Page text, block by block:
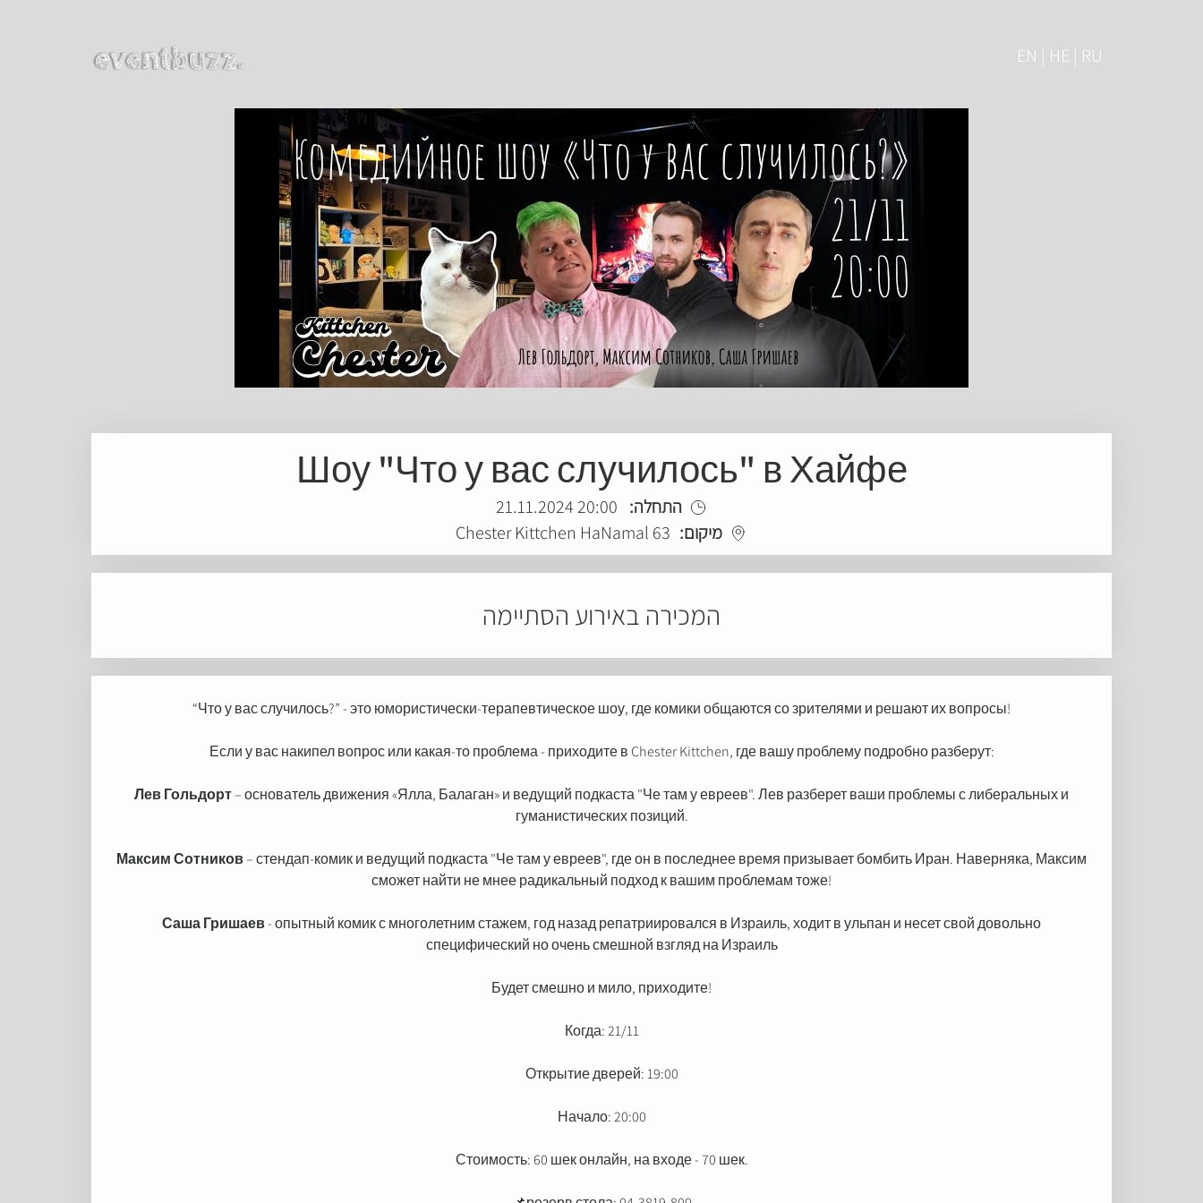
EN | HE | RU
Шоу "Что у вас случилось" в Хайфе
התחלה: 20:00 21.11.2024
מיקום: Chester Kittchen HaNamal 63
המכירה באירוע הסתיימה
“Что у вас случилось?” - это юмористически-терапевтическое шоу, где комики общаются со зрителями и решают их вопросы!
Если у вас накипел вопрос или какая-то проблема - приходите в Chester Kittchen, где вашу проблему подробно разберут:
Лев Гольдорт– основатель движения «Ялла, Балаган» и ведущий подкаста "Че там у евреев". Лев разберет ваши проблемы с либеральных и
гуманистических позиций.
Максим Сотников– стендап-комик и ведущий подкаста "Че там у евреев", где он в последнее время призывает бомбить Иран. Наверняка, Максим
сможет найти не мнее радикальный подход к вашим проблемам тоже!
Саша Гришаев- опытный комик с многолетним стажем, год назад репатриировался в Израиль, ходит в ульпан и несет свой довольно
специфический но очень смешной взгляд на Израиль
Будет смешно и мило, приходите!
Когда: 21/11
Открытие дверей: 19:00
Начало: 20:00
Стоимость: 60 шек онлайн, на входе - 70 шек.